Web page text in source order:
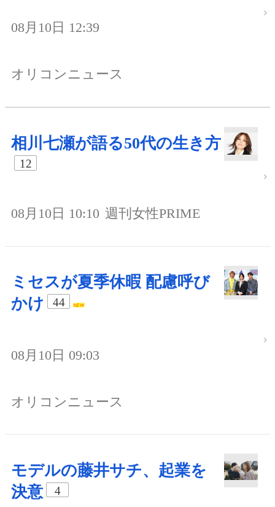
08月10日 12:39
オリコンニュース
相川七瀬が語る50代の生き方
12
08月10日 10:10 週刊女性PRIME
ミセスが夏季休暇 配慮呼び
かけ
44
08月10日 09:03
オリコンニュース
モデルの藤井サチ、起業を
決意
4